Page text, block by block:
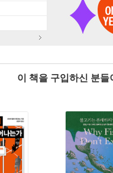
이 책을 구입하신 분